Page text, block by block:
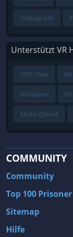
Instagram
Unterstützt VR
HTC Vive
Hololens
Meta Quest
COMMUNITY
Community
Top 100 Prisoner
Sitemap
Hilfe